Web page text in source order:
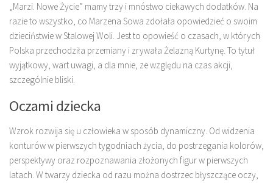
„Marzi. Nowe Życie” mamy trzy i mnóstwo ciekawych dodatków. Na
razie to wszystko, co Marzena Sowa zdołała opowiedzieć o swoim
dzieciństwie w Stalowej Woli. Jest to opowieść o czasach, w których
Polska przechodziła przemiany i zrywała Żelazną Kurtynę. To tytuł
wyjątkowy, wart uwagi, a dla mnie, ze względu na czas akcji,
szczególnie bliski.
Oczami dziecka
Wzrok rozwija się u człowieka w sposób dynamiczny. Od widzenia
konturów w pierwszych tygodniach życia, do postrzegania kolorów,
perspektywy oraz rozpoznawania złożonych figur w pierwszych
latach. W twarzy dziecka od razu można dostrzec błyszczące oczy,